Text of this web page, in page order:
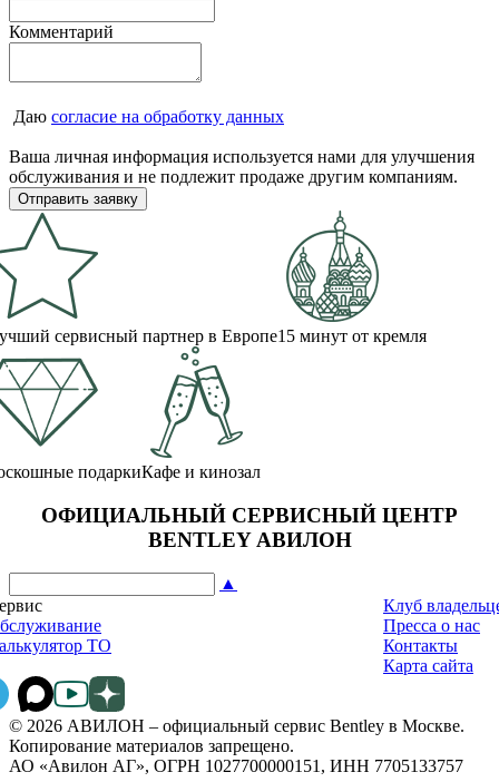
Комментарий
Даю согласие на обработку данных
Ваша личная информация используется нами для улучшения
обслуживания и не подлежит продаже другим компаниям.
сервисный партнер в Европе15 минут от кремля
подаркиКафе и кинозал
ОФИЦИАЛЬНЫЙ СЕРВИСНЫЙ ЦЕНТР
BENTLEY АВИЛОН
▲
ТО
Клуб
Пресса о нас
Контакты
Карта сайта
© 2026 АВИЛОН – официальный сервис Bentley в Москве.
Копирование материалов запрещено.
АО «Авилон АГ», ОГРН 1027700000151, ИНН 7705133757